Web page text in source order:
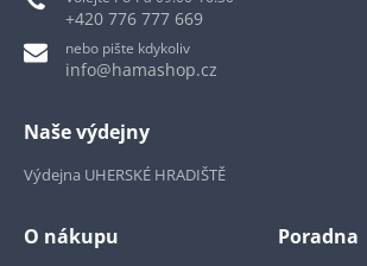
+420 776 777 669
nebo pište kdykoliv
info@hamashop.cz
Naše výdejny
Výdejna UHERSKÉ HRADIŠTĚ
O nákupu Poradna